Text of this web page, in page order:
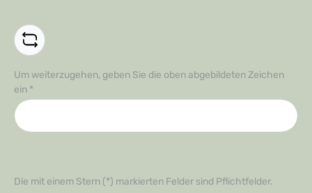
Um weiterzugehen, geben Sie die oben abgebildeten Zeichen
ein *
Die mit einem Stern (*) markierten Felder sind Pflichtfelder.